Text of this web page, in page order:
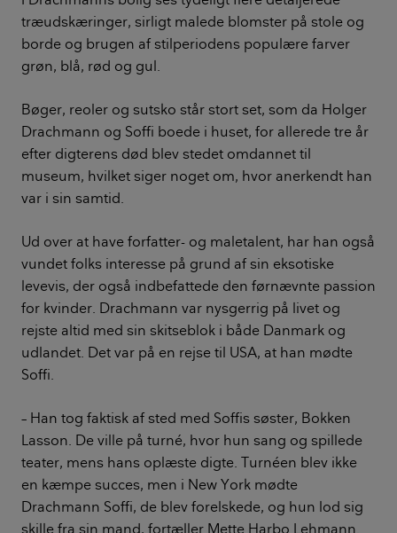
træudskæringer, sirligt malede blomster på stole og
borde og brugen af stilperiodens populære farver
grøn, blå, rød og gul.
Bøger, reoler og sutsko står stort set, som da Holger
Drachmann og Soffi boede i huset, for allerede tre år
efter digterens død blev stedet omdannet til
museum, hvilket siger noget om, hvor anerkendt han
var i sin samtid.
Ud over at have forfatter- og maletalent, har han også
vundet folks interesse på grund af sin eksotiske
levevis, der også indbefattede den førnævnte passion
for kvinder. Drachmann var nysgerrig på livet og
rejste altid med sin skitseblok i både Danmark og
udlandet. Det var på en rejse til USA, at han mødte
Soffi.
– Han tog faktisk af sted med Soffis søster, Bokken
Lasson. De ville på turné, hvor hun sang og spillede
teater, mens hans oplæste digte. Turnéen blev ikke
en kæmpe succes, men i New York mødte
Drachmann Soffi, de blev forelskede, og hun lod sig
skille fra sin mand, fortæller Mette Harbo Lehmann.